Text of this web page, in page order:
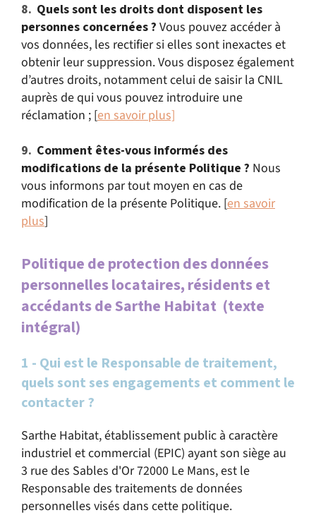
Quels sont les droits dont disposent les
personnes concernées ? Vous pouvez accéder à
vos données, les rectifier si elles sont inexactes et
obtenir leur suppression. Vous disposez également
d’autres droits, notamment celui de saisir la CNIL
auprès de qui vous pouvez introduire une
réclamation ; [en savoir plus]
Comment êtes-vous informés des
modifications de la présente Politique ? Nous
vous informons par tout moyen en cas de
modification de la présente Politique. [en savoir
plus]
Politique de protection des données
personnelles locataires, résidents et
accédants de Sarthe Habitat (texte
intégral)
1 - Qui est le Responsable de traitement,
quels sont ses engagements et comment le
contacter ?
Sarthe Habitat, établissement public à caractère
industriel et commercial (EPIC) ayant son siège au
3 rue des Sables d'Or 72000 Le Mans, est le
Responsable des traitements de données
personnelles visés dans cette politique.